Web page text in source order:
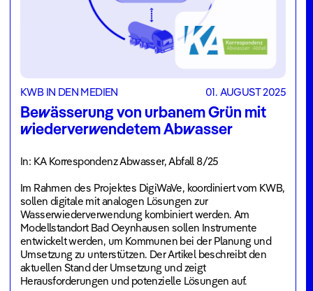
KWB IN DEN MEDIEN 01. AUGUST 2025
Bewässerung von urbanem Grün mit
wiederverwendetem Abwasser
In: KA Korrespondenz Abwasser, Abfall 8/25
Im Rahmen des Projektes DigiWaVe, koordiniert vom KWB,
sollen digitale mit analogen Lösungen zur
Wasserwiederverwendung kombiniert werden. Am
Modellstandort Bad Oeynhausen sollen Instrumente
entwickelt werden, um Kommunen bei der Planung und
Umsetzung zu unterstützen. Der Artikel beschreibt den
aktuellen Stand der Umsetzung und zeigt
Herausforderungen und potenzielle Lösungen auf.